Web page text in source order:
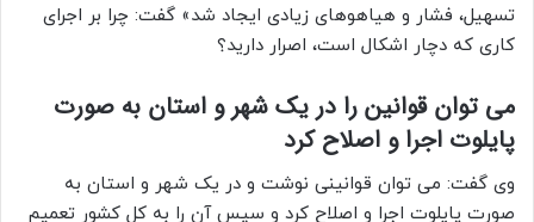
تسهیل، فشار و هیاهوهای زیادی ایجاد شد» گفت: چرا بر اجرای
کاری که دچار اشکال است، اصرار دارید؟
می توان قوانین را در یک شهر و استان به صورت
پایلوت اجرا و اصلاح کرد
وی گفت: می توان قوانینی نوشت و در یک شهر و استان به
صورت پایلوت اجرا و اصلاح کرد و سپس آن را به کل کشور تعمیم